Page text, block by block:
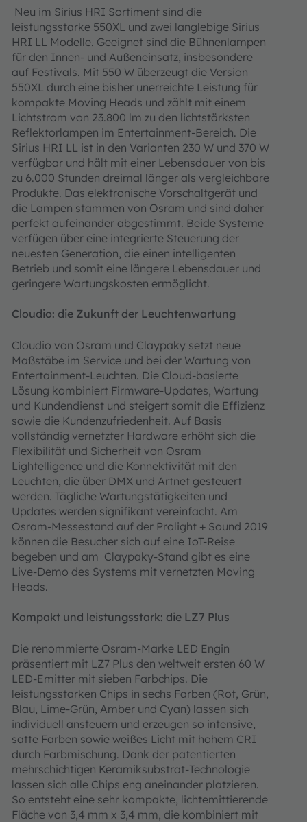
Neu im Sirius HRI Sortiment sind die
leistungsstarke 550XL und zwei langlebige Sirius
HRI LL Modelle. Geeignet sind die Bühnenlampen
für den Innen- und Außeneinsatz, insbesondere
auf Festivals. Mit 550 W überzeugt die Version
550XL durch eine bisher unerreichte Leistung für
kompakte Moving Heads und zählt mit einem
Lichtstrom von 23.800 lm zu den lichtstärksten
Reflektorlampen im Entertainment-Bereich. Die
Sirius HRI LL ist in den Varianten 230 W und 370 W
verfügbar und hält mit einer Lebensdauer von bis
zu 6.000 Stunden dreimal länger als vergleichbare
Produkte. Das elektronische Vorschaltgerät und
die Lampen stammen von Osram und sind daher
perfekt aufeinander abgestimmt. Beide Systeme
verfügen über eine integrierte Steuerung der
neuesten Generation, die einen intelligenten
Betrieb und somit eine längere Lebensdauer und
geringere Wartungskosten ermöglicht.
Cloudio: die Zukunft der Leuchtenwartung
Cloudio von Osram und Claypaky setzt neue
Maßstäbe im Service und bei der Wartung von
Entertainment-Leuchten. Die Cloud-basierte
Lösung kombiniert Firmware-Updates, Wartung
und Kundendienst und steigert somit die Effizienz
sowie die Kundenzufriedenheit. Auf Basis
vollständig vernetzter Hardware erhöht sich die
Flexibilität und Sicherheit von Osram
Lightelligence und die Konnektivität mit den
Leuchten, die über DMX und Artnet gesteuert
werden. Tägliche Wartungstätigkeiten und
Updates werden signifikant vereinfacht. Am
Osram-Messestand auf der Prolight + Sound 2019
können die Besucher sich auf eine IoT-Reise
begeben und am Claypaky-Stand gibt es eine
Live-Demo des Systems mit vernetzten Moving
Heads.
Kompakt und leistungsstark: die LZ7 Plus
Die renommierte Osram-Marke LED Engin
präsentiert mit LZ7 Plus den weltweit ersten 60 W
LED-Emitter mit sieben Farbchips. Die
leistungsstarken Chips in sechs Farben (Rot, Grün,
Blau, Lime-Grün, Amber und Cyan) lassen sich
individuell ansteuern und erzeugen so intensive,
satte Farben sowie weißes Licht mit hohem CRI
durch Farbmischung. Dank der patentierten
mehrschichtigen Keramiksubstrat-Technologie
lassen sich alle Chips eng aneinander platzieren.
So entsteht eine sehr kompakte, lichtemittierende
Fläche von 3,4 mm x 3,4 mm, die kombiniert mit